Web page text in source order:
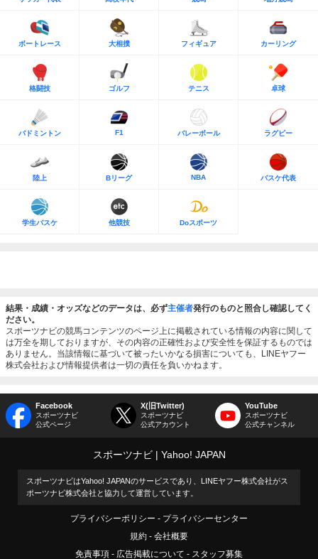
ボートレース 大相撲 フィギュア カーリング
格闘技 ゴルフ テニス 卓球
バドミントン F1 バレーボール ラグビー
陸上 Bリーグ NBA バスケ代表
学生バスケ 他競技 Doスポーツ
結果・成績・オッズなどのデータは、必ず主催者発行のものと照合し確認してく
ださい。
スポーツナビの競馬コンテンツのページ上に掲載されている情報の内容に関して
は万全を期しておりますが、その内容の正確性および安全性を保証するものでは
ありません。当該情報に基づいて被ったいかなる損害についても、LINEヤフー
株式会社および情報提供者は一切の責任を負いかねます。
Facebook
スポーツナビ
公式ページ
X(旧Twitter)
スポーツナビ
公式アカウント
YouTube
スポーツナビ
公式チャンネル
スポーツナビ Yahoo! JAPAN
スポーツナビはYahoo! JAPANのサービスであり、LINEヤフー株式会社がス
ポーツナビ株式会社と協力して運営しています。
プライバシーポリシー
プライバシーセンター
規約
会社概要
免責事項
広告掲載について スタッフ募集